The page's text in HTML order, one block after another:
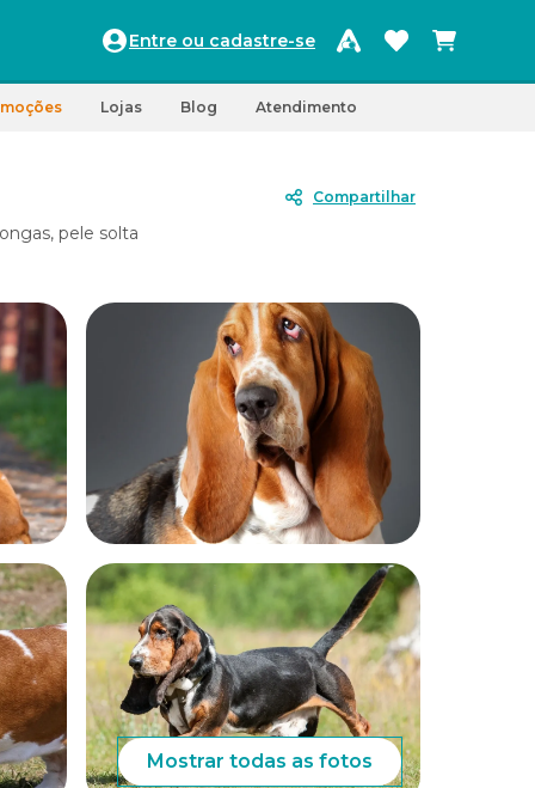
Entre ou cadastre-se
Lojas Blog Atendimento
pele solta
Compartilhar
Mostrar todas as fotos